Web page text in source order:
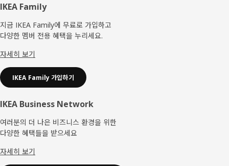
푸
터
IKEA Family
지금 IKEA Family에 무료로 가입하고
다양한 멤버 전용 혜택을 누리세요.
자세히 보기
IKEA Family 가입하기
IKEA Business Network
여러분의 더 나은 비즈니스 환경을 위한
다양한 혜택들을 받으세요
자세히 보기